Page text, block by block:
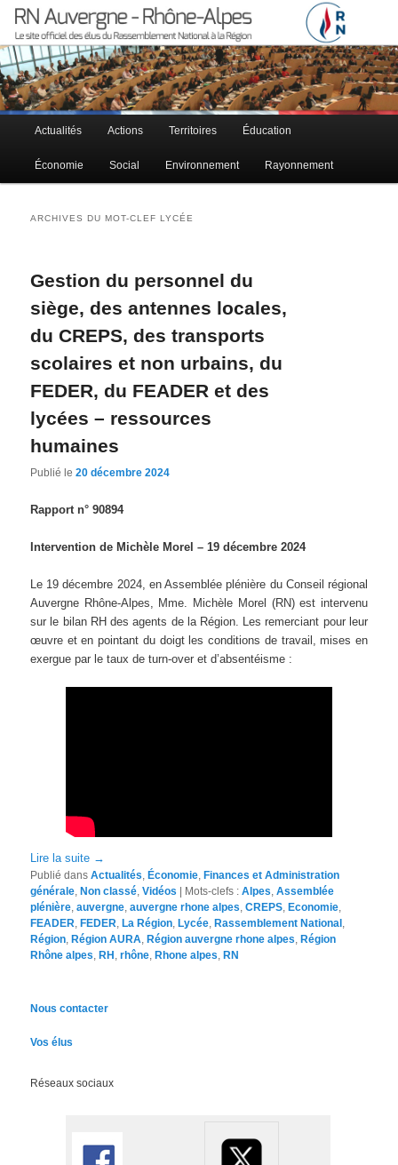
RN Auvergne – Rhône-Alpes
Le site officiel des élus RN à la région Auvergne – Rhône-Alpes
Menu principal
Aller au contenu principal
Aller au contenu secondaire
Actualités Actions Territoires Éducation
Économie Social Environnement Rayonnement
ARCHIVES DU MOT-CLEFLYCÉE
Gestion du personnel du
siège, des antennes locales,
du CREPS, des transports
scolaires et non urbains, du
FEDER, du FEADER et des
lycées – ressources
humaines
Publié le20 décembre 2024
Rapport n° 90894
Intervention de Michèle Morel – 19 décembre 2024
Le 19 décembre 2024, en Assemblée plénière du Conseil régional
Auvergne Rhône-Alpes, Mme. Michèle Morel (RN) est intervenu
sur le bilan RH des agents de la Région. Les remerciant pour leur
œuvre et en pointant du doigt les conditions de travail, mises en
exergue par le taux de turn-over et d’absentéisme :
Lire la suite →
Publié dans Actualités,Économie,Finances et Administration
générale,Non classé,Vidéos | Mots-clefs : Alpes,Assemblée
plénière,auvergne,auvergne rhone alpes,CREPS,Economie,
FEADER,FEDER,La Région,Lycée,Rassemblement National,
Région,Région AURA,Région auvergne rhone alpes,Région
Rhône alpes,RH,rhône,Rhone alpes,RN
Nous contacter
Vos élus
Réseaux sociaux